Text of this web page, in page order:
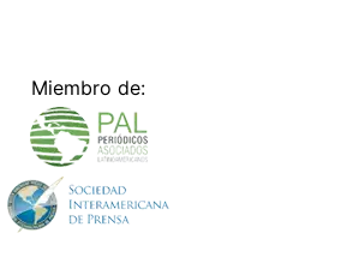
Miembro de: